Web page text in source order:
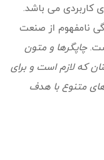
کاربردی می باشد.
نامفهوم از صنعت
چاپگرها و متون
که لازم است و برای
متنوع با هدف